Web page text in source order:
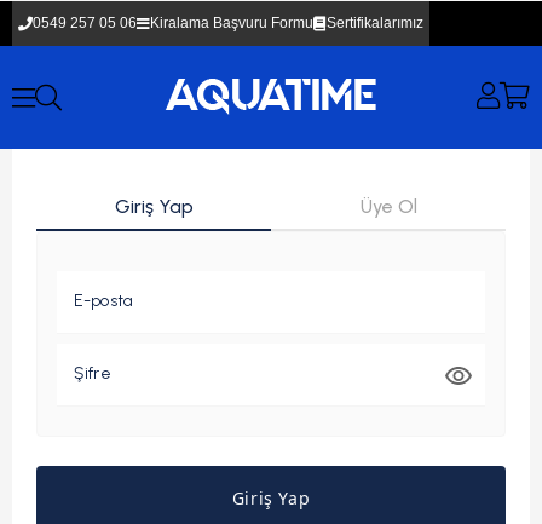
0549 257 05 06 Kiralama Başvuru Formu Sertifikalarımız
Giriş Yap Üye Ol
E-posta
Şifre
Giriş Yap